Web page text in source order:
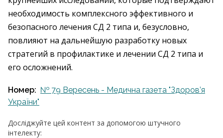
необходимость комплексного эффективного и
безопасного лечения СД 2 типа и, безусловно,
повлияют на дальнейшую разработку новых
стратегий в профилактике и лечении СД 2 типа и
его осложнений.
Номер: № 79 Вересень - Медична газета "Здоров’я
України"
Досліджуйте цей контент за допомогою штучного
інтелекту: